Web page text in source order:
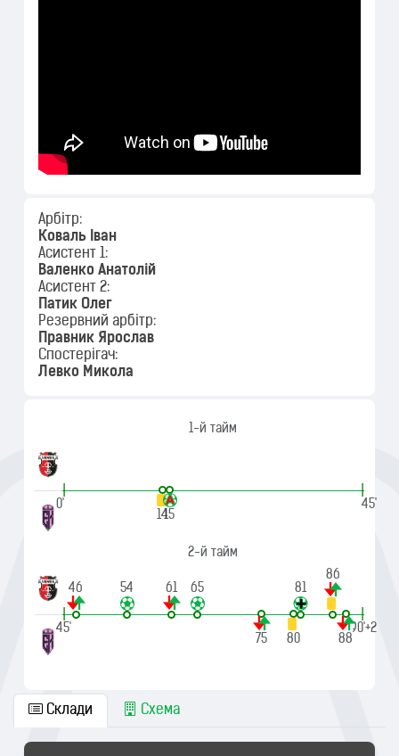
Арбітр:
Коваль Іван
Асистент 1:
Валенко Анатолій
Асистент 2:
Патик Олег
Резервний арбітр:
Правник Ярослав
Спостерігач:
Левко Микола
1-й тайм
|
0'
1415
|
45'
2-й тайм
46 54 61 65 81
86
|
45'
75
80 88
|
90'+2
Склади Схема